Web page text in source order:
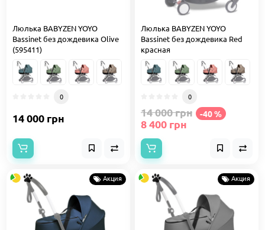
Люлька BABYZEN YOYO
Bassinet без дождевика Olive
(595411)
0
14 000 грн
Люлька BABYZEN YOYO
Bassinet без дождевика Red
красная
0
14 000 грн -40 %
8 400 грн
Акция Акция